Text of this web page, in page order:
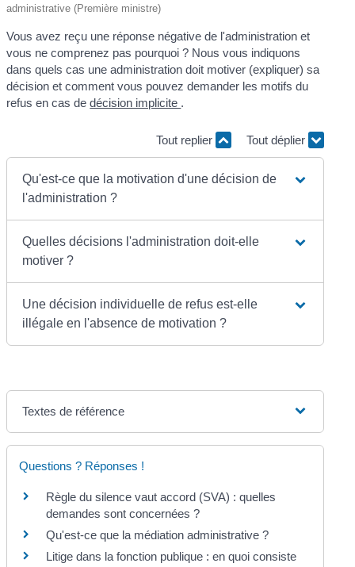
administrative (Première ministre)
Vous avez reçu une réponse négative de l'administration et
vous ne comprenez pas pourquoi ? Nous vous indiquons
dans quels cas une administration doit motiver (expliquer) sa
décision et comment vous pouvez demander les motifs du
refus en cas dedécision implicite .
Tout replier Tout déplier
Qu'est-ce que la motivation d'une décision de
l'administration ?
Quelles décisions l'administration doit-elle
motiver ?
Une décision individuelle de refus est-elle
illégale en l'absence de motivation ?
Textes de référence
Questions ? Réponses !
Règle du silence vaut accord (SVA) : quelles
demandes sont concernées ?
Qu'est-ce que la médiation administrative ?
Litige dans la fonction publique : en quoi consiste